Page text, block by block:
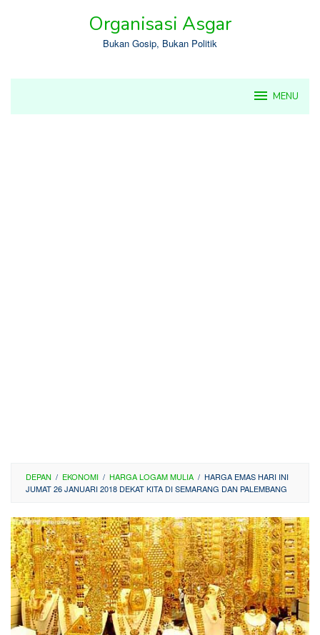
Organisasi Asgar
Bukan Gosip, Bukan Politik
MENU
DEPAN / EKONOMI / HARGA LOGAM MULIA / HARGA EMAS HARI INI
JUMAT 26 JANUARI 2018 DEKAT KITA DI SEMARANG DAN PALEMBANG